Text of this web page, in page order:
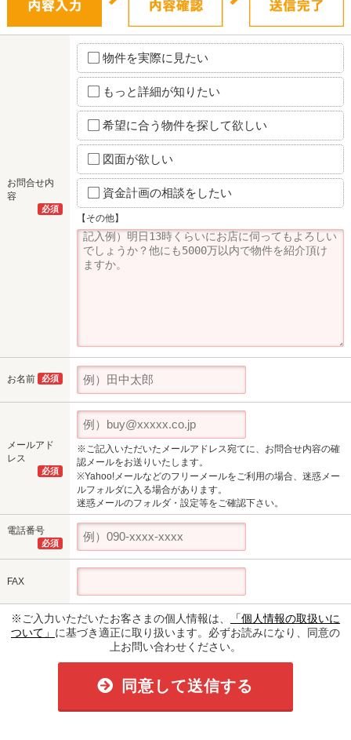
お問合せ内
容
必須
物件を実際に見たい
もっと詳細が知りたい
希望に合う物件を探して欲しい
図面が欲しい
資金計画の相談をしたい
【その他】
お名前 必須
メールアド
レス
必須
※ご記入いただいたメールアドレス宛てに、お問合せ内容の確
認メールをお送りいたします。
※Yahoo!メールなどのフリーメールをご利用の場合、迷惑メー
ルフォルダに入る場合があります。
迷惑メールのフォルダ・設定等をご確認下さい。
電話番号
必須
FAX
※ご入力いただいたお客さまの個人情報は、
「個人情報の取扱いに
ついて」 に基づき適正に取り扱います。必ずお読みになり、同意の
上お問い合わせください。
同意して送信する